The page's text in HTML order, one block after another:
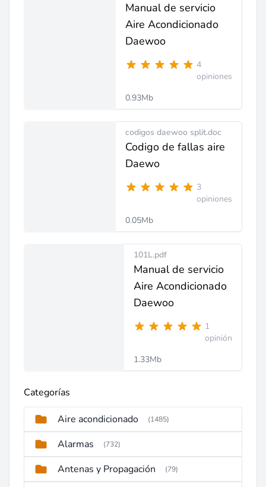
Manual de servicio
Aire Acondicionado
Daewoo
4
opiniones
0.93Mb
codigos daewoo split.doc
Codigo de fallas aire
Daewo
3
opiniones
0.05Mb
101L.pdf
Manual de servicio
Aire Acondicionado
Daewoo
1
opinión
1.33Mb
Categorías
Aire acondicionado (1485)
Alarmas (732)
Antenas y Propagación (79)